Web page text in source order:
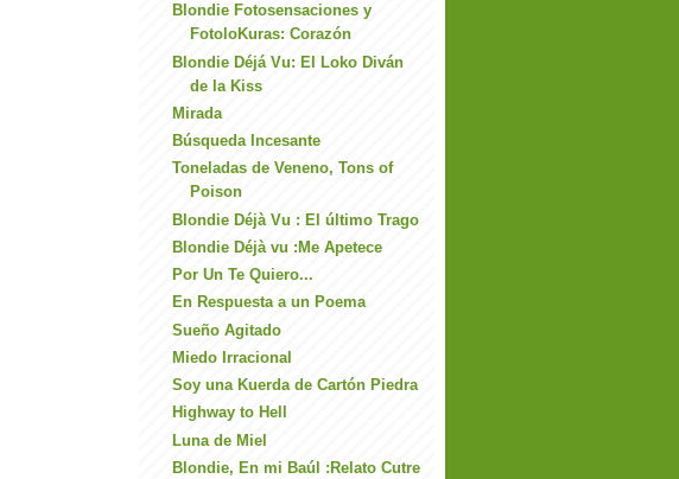
Blondie Fotosensaciones y
FotoloKuras: Corazón
Blondie Déjá Vu: El Loko Diván
de la Kiss
Mirada
Búsqueda Incesante
Toneladas de Veneno, Tons of
Poison
Blondie Déjà Vu : El último Trago
Blondie Déjà vu :Me Apetece
Por Un Te Quiero...
En Respuesta a un Poema
Sueño Agitado
Miedo Irracional
Soy una Kuerda de Cartón Piedra
Highway to Hell
Luna de Miel
Blondie, En mi Baúl :Relato Cutre